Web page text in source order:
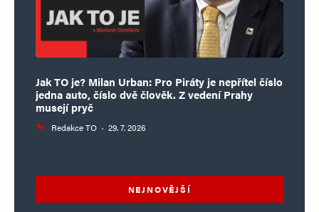
Jak TO je? Milan Urban: Pro Piráty je nepřítel číslo
jedna auto, číslo dvě člověk. Z vedení Prahy
musejí pryč
Redakce TO · 29. 7. 2026
NEJNOVĚJŠÍ